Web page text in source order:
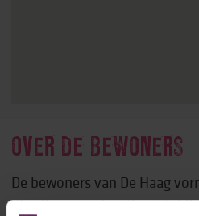
OVER DE BEWONERS
De bewoners van De Haag
die elkaar regelmatig ziet,